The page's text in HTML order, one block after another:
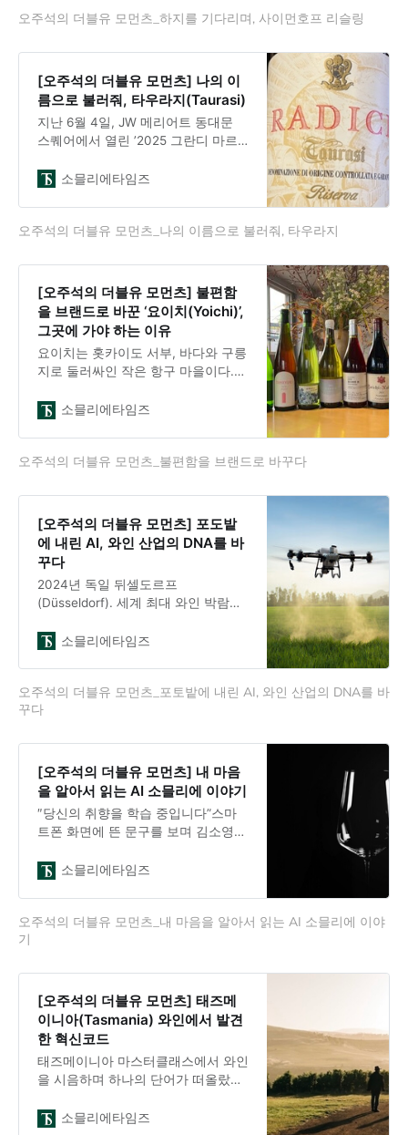
도 괜찮다.본격적인 여름을 알리는 하
번째 절기로, 일 년 중 낮이 가장 길고
밤이 가장 짧은 날이다. 우리나라의
경우 하지의 낮은 14시간 35분까지
이른다. 단순히 천문학적 현상을 넘
어, 하지는 우리 조상들에게 일 년 중
가장 바쁜 시간의 시작을 알리는 신호
오주석의 더블유 모먼츠_하지를 기다리며, 사이먼호프 리슬링
[오주석의 더블유 모먼츠] 나의 이
름으로 불러줘, 타우라지(Taurasi)
지난 6월 4일, JW 메리어트 동대문
스퀘어에서 열린 ’2025 그란디 마르
순한 와인 이벤트를 넘어선 문화적 만
18개 명문 와이너리들의 연합체로, 대
하며 지역성과 품질을 대변하는 상징
적인 존재들이다. 이 자리에서 특별히
한 와이너리에 마음이 끌렸다. 바로
마스트로베라르디노
(Mastroberardino)였다. 그 이유는 이
와인을 생산하는 이가 경영학자이자
문학가이기 때문이다.
소믈리에타임즈
오주석의 더블유 모먼츠_나의 이름으로 불러줘, 타우라지
[오주석의 더블유 모먼츠] 불편함
을 브랜드로 바꾼 ‘요이치(Yoichi)’,
그곳에 가야 하는 이유
요이치는 홋카이도 서부, 바다와 구릉
지로 둘러싸인 작은 항구 마을이다.
삿포로에서 기차를 두 번 갈아타야 하
은 마을에 매년 수십만 명이 몰려든
틀 연속 요이치를 방문했다. 그 과정
에서 브랜드 경험의 가장 중요한 교훈
을 발견했다.팬텀(Phantom) 와인의
탄생지2020년 2월, 덴마크 코펜하겐
레스토랑 노마가 와인 리스트에 올린
한 병이 세계를 놀라게 했다. 일본 홋
카이도 요이
소믈리에타임즈
오주석의 더블유 모먼츠_불편함을 브랜드로 바꾸다
[오주석의 더블유 모먼츠] 포도밭
에 내린 AI, 와인 산업의 DNA를 바
꾸다
2024년 독일 뒤셀도르프
(Düsseldorf). 세계 최대 와인 박람회
례 없는 와인이 공개됐다. 몰도바
처음부터 끝까지 인공지능의 도움을
받아 탄생했다. 포도밭 관리 결정부터
디자인까지 AI가 참여했다. 페테아스
카 네아그라(Feteasca Neagra) 품종
으로 만든 레드 와인과 페테아스카 알
바(Feteasca Alba), 페테아스카 레갈
라(Feteasca Regala)
소믈리에타임즈
오주석의 더블유 모먼츠_포토밭에 내린 AI, 와인 산업의 DNA를 바
꾸다
[오주석의 더블유 모먼츠] 내 마음
을 알아서 읽는 AI 소믈리에 이야기
″당신의 취향을 학습 중입니다”스마
트폰 화면에 뜬 문구를 보며 김소영
수백 병의 와인을 마셨건만, 정작 내
하면서도, 정작 드라이가 뭔지 확신이
소 같으면 ”아무래도 프랑스 와인이
좋겠지” 하며 샤르도네 한 병을 집어
들었을 텐데, 이번엔 달랐다. 새로 다
운받은 ‘와인 마인드WineMind’ 앱이
있었다.첫 번째 충격: 내가 몰랐던 나
_Day 3″뉴질랜
소믈리에타임즈
오주석의 더블유 모먼츠_내 마음을 알아서 읽는 AI 소믈리에 이야
기
[오주석의 더블유 모먼츠] 태즈메
이니아(Tasmania) 와인에서 발견
한 혁신코드
태즈메이니아 마스터클래스에서 와인
을 시음하며 하나의 단어가 떠올랐다.
앤 휴즈(Hughes & Hughes) 샤르도네
소믈리에타임즈